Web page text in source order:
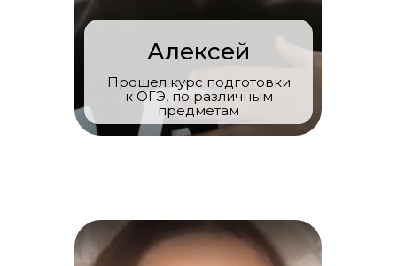
Алексей
Прошел курс подготовки
к ОГЭ, по различным
предметам